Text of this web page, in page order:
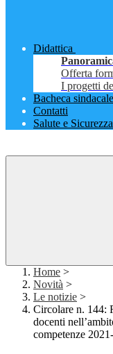
Didattica
Offerta
I progetti
Bacheca sindacale
Contatti
Salute e Sicurezza
Home >
Novità >
Le notizie >
Circolare n. 144:
docenti
competenze